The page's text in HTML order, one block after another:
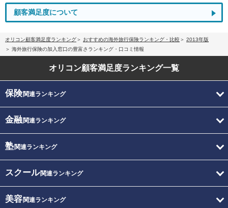
顧客満足度について
オリコン顧客満足度ランキング おすすめの海外旅行保険ランキング・比較
2013年版
海外旅行保険の加入窓口の豊富さランキング・口コミ情報
オリコン顧客満足度ランキング一覧
保険関連ランキング
金融関連ランキング
塾関連ランキング
スクール関連ランキング
美容関連ランキング